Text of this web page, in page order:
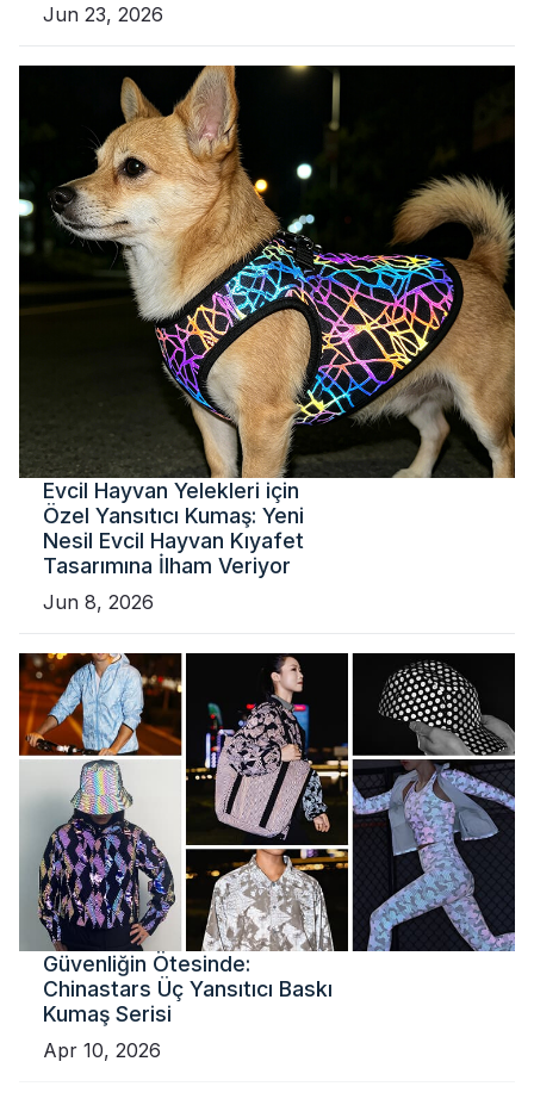
Jun 23, 2026
Evcil Hayvan Yelekleri için
Özel Yansıtıcı Kumaş: Yeni
Nesil Evcil Hayvan Kıyafet
Tasarımına İlham Veriyor
Jun 8, 2026
Güvenliğin Ötesinde:
Chinastars Üç Yansıtıcı Baskı
Kumaş Serisi
Apr 10, 2026